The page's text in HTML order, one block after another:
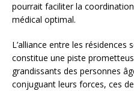
pourrait faciliter la
médical optimal.
L’alliance entre les
constitue une piste
grandissants des personnes
conjuguant leurs forces, ces